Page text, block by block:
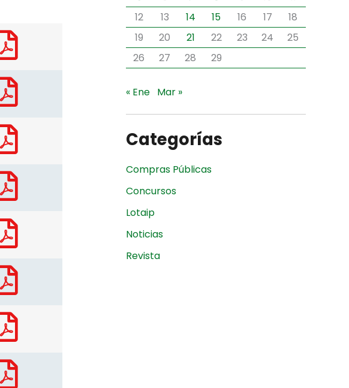
12
13 14 15 16 17
18
19
20 21 22 23 24
25
26
27 28 29
« Ene Mar »
Categorías
Compras Públicas
Concursos
Lotaip
Noticias
Revista